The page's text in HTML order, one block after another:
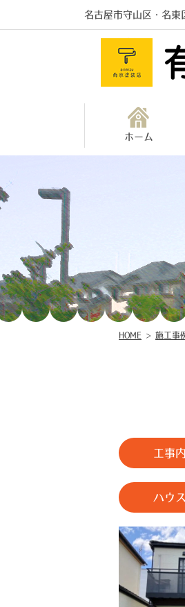
名古屋市守山区・名東
ホーム
HOME > 施工事
工事
ハウ